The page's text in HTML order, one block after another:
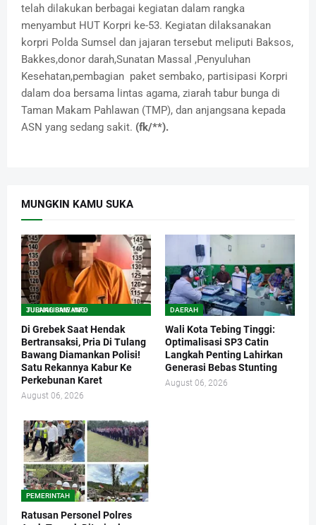
telah dilakukan berbagai kegiatan dalam rangka
menyambut HUT Korpri ke-53. Kegiatan dilaksanakan
korpri Polda Sumsel dan jajaran tersebut meliputi Baksos,
Bakkes,donor darah,Sunatan Massal ,Penyuluhan
Kesehatan,pembagian paket sembako, partisipasi Korpri
dalam doa bersama lintas agama, ziarah tabur bunga di
Taman Makam Pahlawan (TMP), dan anjangsana kepada
ASN yang sedang sakit. (fk/**).
MUNGKIN KAMU SUKA
TULANG BAWANG-JURNALISME.INFO
Di Grebek Saat Hendak
Bertransaksi, Pria Di Tulang
Bawang Diamankan Polisi!
Satu Rekannya Kabur Ke
Perkebunan Karet
August 06, 2026
DAERAH
Wali Kota Tebing Tinggi:
Optimalisasi SP3 Catin
Langkah Penting Lahirkan
Generasi Bebas Stunting
August 06, 2026
PEMERINTAH
Ratusan Personel Polres